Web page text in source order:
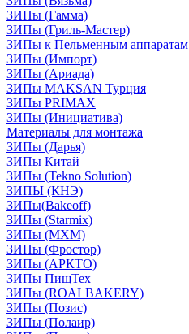
ЗИПы (Гамма)
ЗИПы (Гриль-Мастер)
ЗИПы к Пельменным аппаратам
ЗИПы (Импорт)
ЗИПы (Ариада)
ЗИПы MAKSAN Турция
ЗИПы PRIMAX
ЗИПы (Инициатива)
Материалы для монтажа
ЗИПы (Дарья)
ЗИПы Китай
ЗИПы (Tekno Solution)
ЗИПЫ (КНЭ)
ЗИПы(Bakeoff)
ЗИПы (Starmix)
ЗИПы (МХМ)
ЗИПы (Фростор)
ЗИПы (АРКТО)
ЗИПы ПищТех
ЗИПы (ROALBAKERY)
ЗИПы (Позис)
ЗИПы (Полаир)